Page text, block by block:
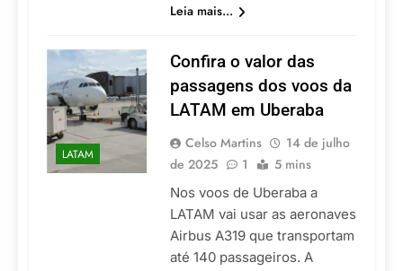
Leia mais...
LATAM
Confira o valor das
passagens dos voos da
LATAM em Uberaba
Celso Martins
14 de julho
de 2025
1 5 mins
Nos voos de Uberaba a
LATAM vai usar as aeronaves
Airbus A319 que transportam
até 140 passageiros. A